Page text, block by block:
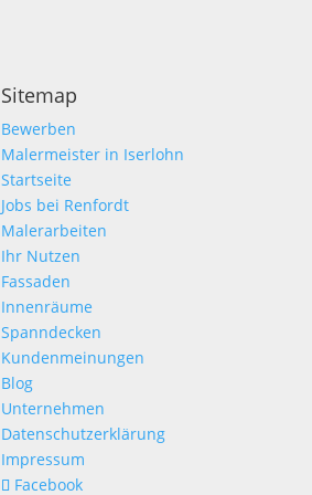
Sitemap
Bewerben
Malermeister in Iserlohn
Startseite
Jobs bei Renfordt
Malerarbeiten
Ihr Nutzen
Fassaden
Innenräume
Spanndecken
Kundenmeinungen
Blog
Unternehmen
Datenschutzerklärung
Impressum
Facebook